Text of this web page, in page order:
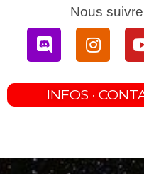
Nous
Discord
INFOS ·